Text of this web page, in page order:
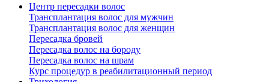
Центр пересадки волос
Трансплантация волос для мужчин
Трансплантация волос для женщин
Пересадка бровей
Пересадка волос на бороду
Пересадка волос на шрам
Курс процедур в реабилитационный период